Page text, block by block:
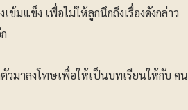
ข้มแข็ง เพื่อไม่ให้ลูกนึกถึงเรื่องดังกล่าว
วมาลงโทษเพื่อให้เป็นบทเรียนให้กับ คน